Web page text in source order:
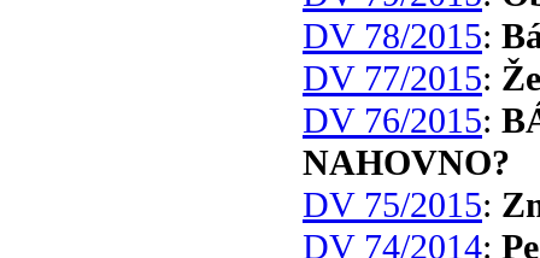
DV 78/2015:
DV 77/2015:
DV 76/2015:
NAHOVNO?
DV 75/2015:
DV 74/2014: